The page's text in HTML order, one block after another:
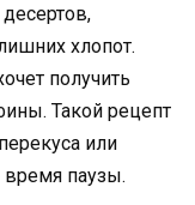
хлопот.
получить
Такой рецепт
или
время паузы.